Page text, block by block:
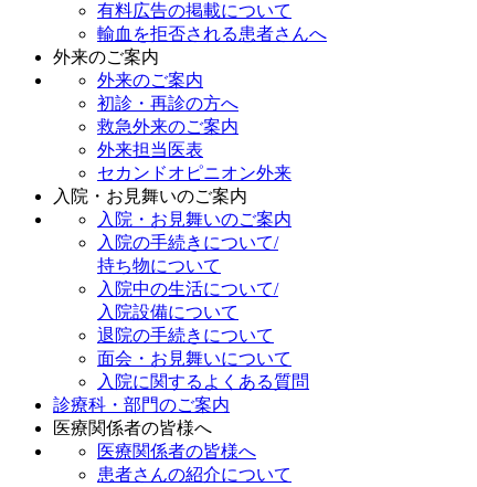
有料広告の掲載について
輸血を拒否される患者さんへ
外来のご案内
外来のご案内
初診・再診の方へ
救急外来のご案内
外来担当医表
セカンドオピニオン外来
入院・お見舞いのご案内
入院・お見舞いのご案内
入院の手続きについて/
持ち物について
入院中の生活について/
入院設備について
退院の手続きについて
面会・お見舞いについて
入院に関するよくある質問
診療科・部門のご案内
医療関係者の皆様へ
医療関係者の皆様へ
患者さんの紹介について